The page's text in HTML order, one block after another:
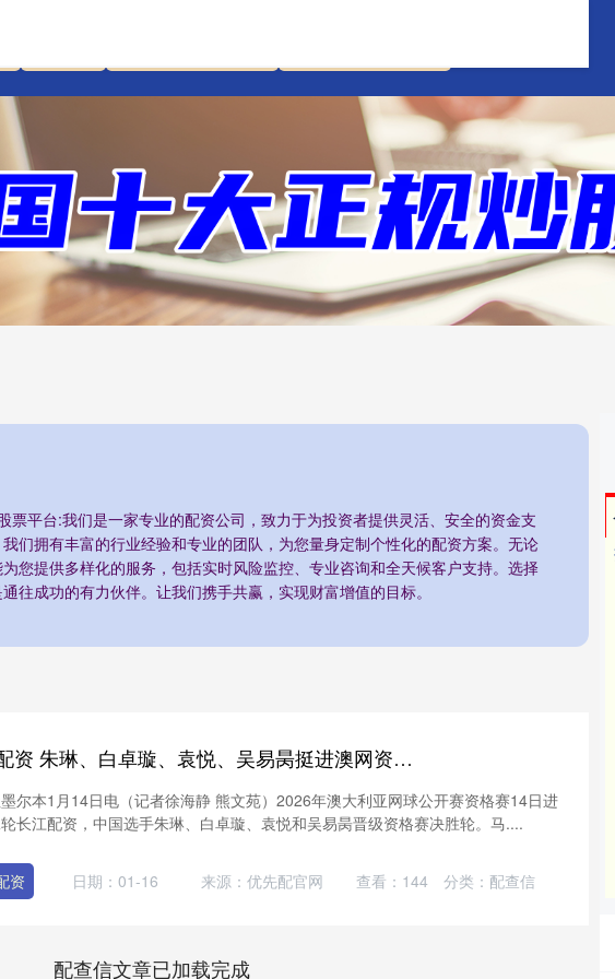
票平台:我们是一家专业的配资公司，致力于为投资者提供灵活、安全的资金支
们拥有丰富的行业经验和专业的团队，为您量身定制个性化的配资方案。无论
您提供多样化的服务，包括实时风险监控、专业咨询和全天候客户支持。选择
往成功的有力伙伴。让我们携手共赢，实现财富增值的目标。
长江配资 朱琳、白卓璇、袁悦、吴易昺挺进澳网资格赛决胜轮
尔本1月14日电（记者徐海静 熊文苑）2026年澳大利亚网球公开赛资格赛14日进
长江配资，中国选手朱琳、白卓璇、袁悦和吴易昺晋级资格赛决胜轮。马....
资 日期：01-16 来源：优先配官网 查看： 144 分类： 配查信
配查信文章已加载完成